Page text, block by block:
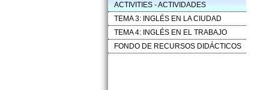
ACTIVITIES - ACTIVIDADES
TEMA 3: INGLÉS EN LA CIUDAD
TEMA 4: INGLÉS EN EL TRABAJO
FONDO DE RECURSOS DIDÁCTICOS